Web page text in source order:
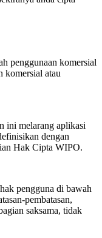
penggunaan komersial
komersial atau
ini melarang aplikasi
dengan
Hak Cipta WIPO.
pengguna di bawah
pembatasan,
saksama, tidak